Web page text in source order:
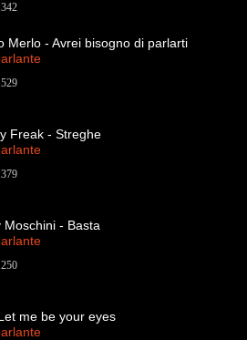
Merlo - Avrei bisogno di parlarti
Freak - Streghe
Moschini - Basta
me be your eyes